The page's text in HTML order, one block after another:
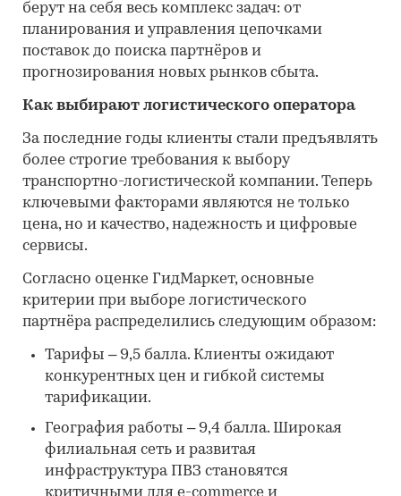
берут на себя весь комплекс задач: от
планирования и управления цепочками
поставок до поиска партнёров и
прогнозирования новых рынков сбыта.
Как выбирают логистического оператора
За последние годы клиенты стали предъявлять
более строгие требования к выбору
транспортно-логистической компании. Теперь
ключевыми факторами являются не только
цена, но и качество, надежность и цифровые
сервисы.
Согласно оценке ГидМаркет, основные
критерии при выборе логистического
партнёра распределились следующим образом:
Тарифы – 9,5 балла. Клиенты ожидают
конкурентных цен и гибкой системы
тарификации.
География работы – 9,4 балла. Широкая
филиальная сеть и развитая
инфраструктура ПВЗ становятся